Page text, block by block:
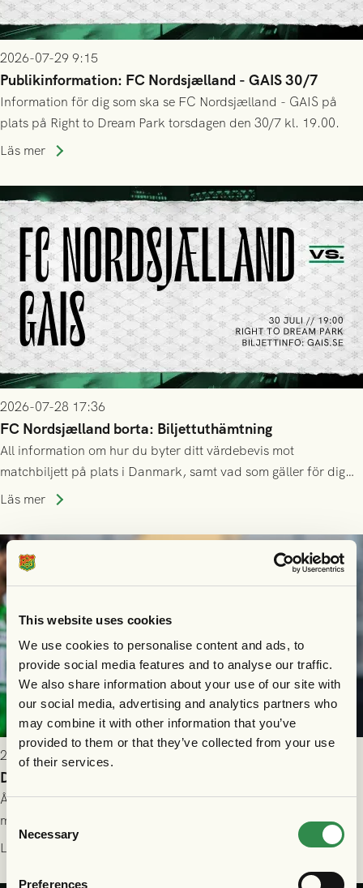
This website uses cookies
We use cookies to personalise content and ads, to
provide social media features and to analyse our traffic.
We also share information about your use of our site with
our social media, advertising and analytics partners who
may combine it with other information that you’ve
provided to them or that they’ve collected from your use
of their services.
Consent
Selection
Necessary
Preferences
2026-07-29 9:15
Publikinformation: FC Nordsjælland - GAIS 30/7
Information för dig som ska se FC Nordsjælland - GAIS på
plats på Right to Dream Park torsdagen den 30/7 kl. 19.00.
Läs mer
2026-07-28 17:36
FC Nordsjælland borta: Biljettuthämtning
All information om hur du byter ditt värdebevis mot
matchbiljett på plats i Danmark, samt vad som gäller för dig
som står på reservlista eller fått förhinder.
Läs mer
2026-07-26 21:00
Delad poäng mot Halmstads BK
Åter i Allsvenskan stod Halmstads BK för motståndet i en
match som vägde tungt till fördel för GAIS, men där poängen
delades efter dramatik på tilläggstid.
Läs mer